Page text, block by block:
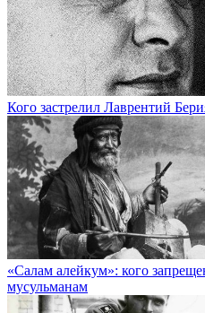
Кого застрелил Лаврентий
«Салам алейкум»: кого
мусульманам